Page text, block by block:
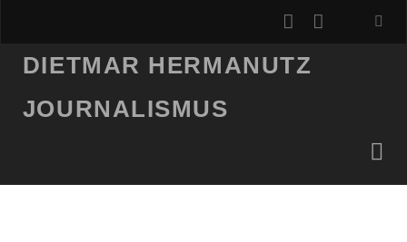
instagram
DIETMAR HERMANUTZ
JOURNALISMUS